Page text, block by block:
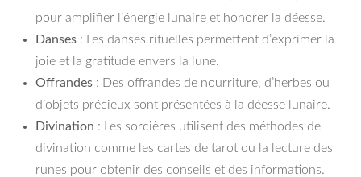
pour amplifier l’énergie lunaire et honorer la déesse.
Danses : Les danses rituelles permettent d’exprimer la
joie et la gratitude envers la lune.
Offrandes : Des offrandes de nourriture, d’herbes ou
d’objets précieux sont présentées à la déesse lunaire.
Divination : Les sorcières utilisent des méthodes de
divination comme les cartes de tarot ou la lecture des
runes pour obtenir des conseils et des informations.